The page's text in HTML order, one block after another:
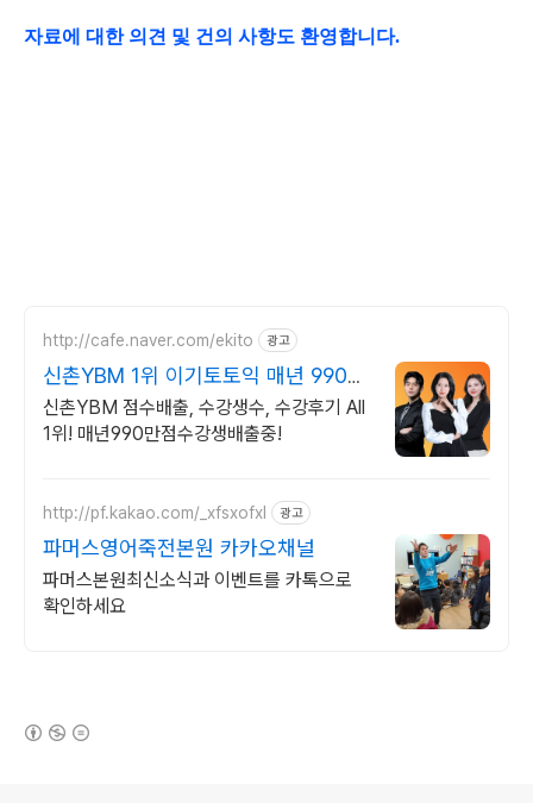
자료에 대한 의견 및 건의 사항도 환영합니다.
http://cafe.naver.com/ekito 광고
신촌YBM 1위 이기토토익 매년 990
만점수강생배출
신촌YBM 점수배출, 수강생수, 수강후기 All
1위! 매년990만점수강생배출중!
http://pf.kakao.com/_xfsxofxl 광고
파머스영어죽전본원 카카오채널
파머스본원최신소식과 이벤트를 카톡으로
확인하세요